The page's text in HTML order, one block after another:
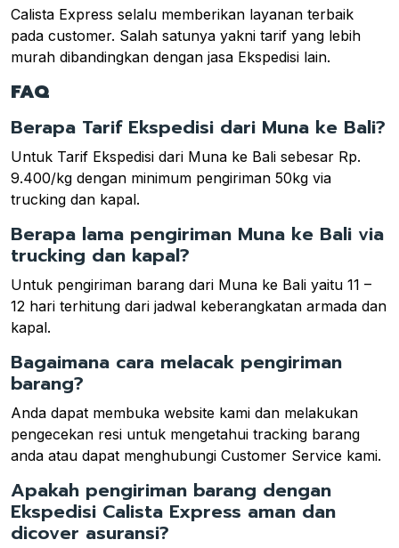
Calista Express selalu memberikan layanan terbaik
pada customer. Salah satunya yakni tarif yang lebih
murah dibandingkan dengan jasa Ekspedisi lain.
FAQ
Berapa Tarif Ekspedisi dari Muna ke Bali?
Untuk Tarif Ekspedisi dari Muna ke Bali sebesar Rp.
9.400/kg dengan minimum pengiriman 50kg via
trucking dan kapal.
Berapa lama pengiriman Muna ke Bali via
trucking dan kapal?
Untuk pengiriman barang dari Muna ke Bali yaitu 11 –
12 hari terhitung dari jadwal keberangkatan armada dan
kapal.
Bagaimana cara melacak pengiriman
barang?
Anda dapat membuka website kami dan melakukan
pengecekan resi untuk mengetahui tracking barang
anda atau dapat menghubungi Customer Service kami.
Apakah pengiriman barang dengan
Ekspedisi Calista Express aman dan
dicover asuransi?